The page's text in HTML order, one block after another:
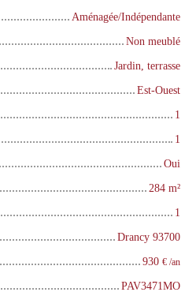
Aménagée/Indépendante
Non meublé
Jardin, terrasse
Est-Ouest
1
1
Oui
284 m²
1
Drancy 93700
930 € /an
PAV3471MO